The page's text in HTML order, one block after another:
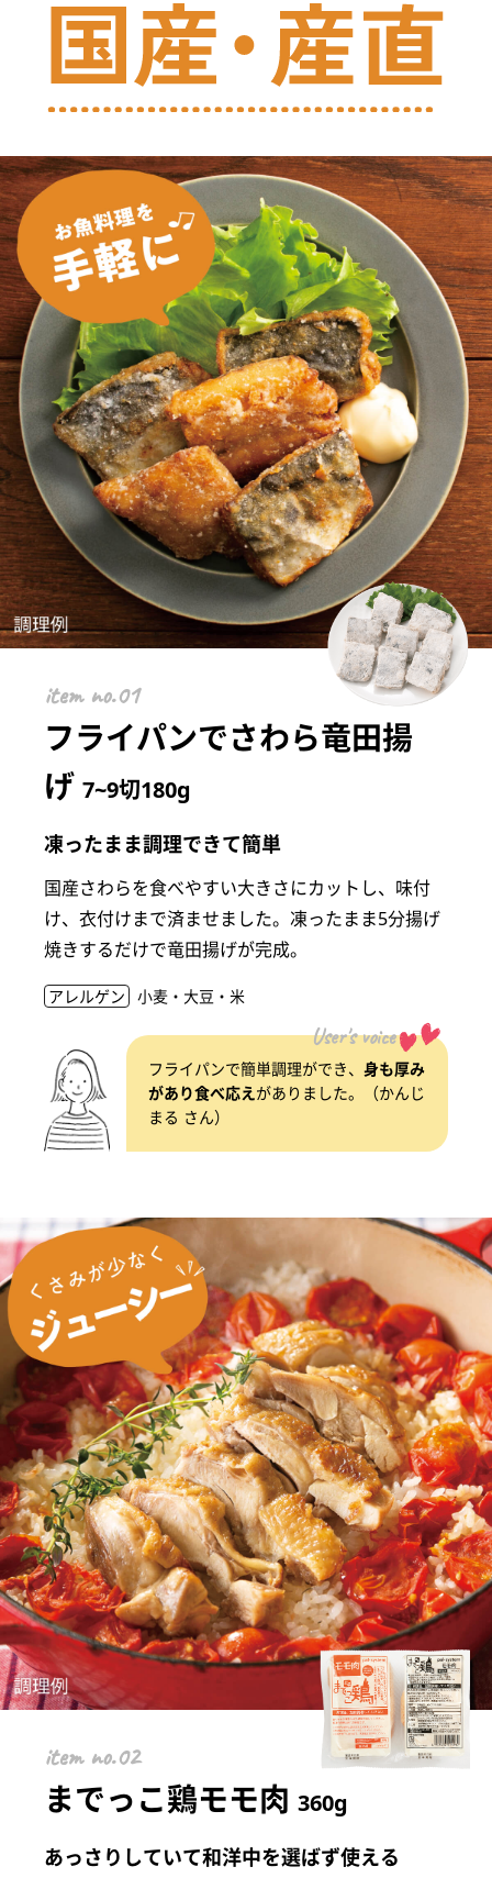
item
フライパンでさわら竜田揚
げ 7~9切180g
凍ったまま調理できて簡単
国産さわらを食べやすい大きさにカットし、味付
け、衣付けまで済ませました。凍ったまま5分揚げ
焼きするだけで竜田揚げが完成。
アレルゲン 小麦・大豆・米
User's voice
フライパンで簡単調理ができ、 身も厚み
があり食べ応え がありました。（かんじ
まる さん）
item
までっこ鶏モモ肉 360g
あっさりしていて和洋中を選ばず使える